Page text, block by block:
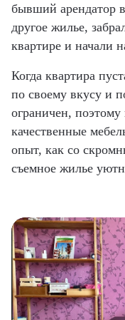
бывший арендатор
другое жилье,
квартире и начали
Когда квартира
по своему вкусу и
ограничен,
качественные
опыт, как со
съемное жилье